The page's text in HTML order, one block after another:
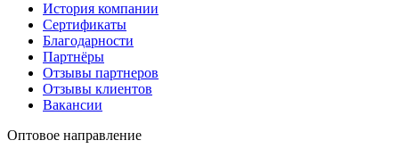
История компании
Сертификаты
Благодарности
Партнёры
Отзывы партнеров
Отзывы клиентов
Вакансии
Оптовое направление